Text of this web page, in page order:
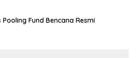
Fund Bencana Resmi